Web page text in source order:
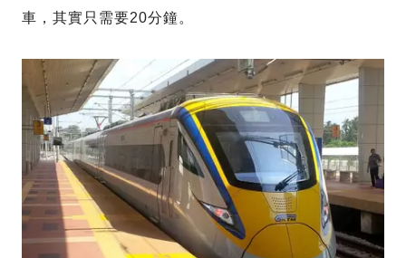
車，其實只需要20分鐘。